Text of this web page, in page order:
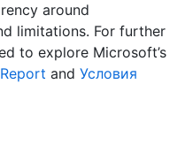
around
limitations. For further
to explore Microsoft’s
and Условия